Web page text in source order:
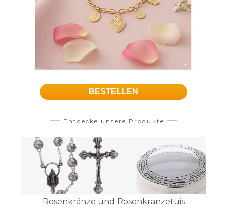
BESTELLEN
Entdecke unsere Produkte
Rosenkränze und Rosenkranzetuis